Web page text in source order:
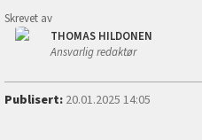
Skrevet av
THOMAS HILDONEN
Ansvarlig redaktør
Publisert:20.01.2025 14:05